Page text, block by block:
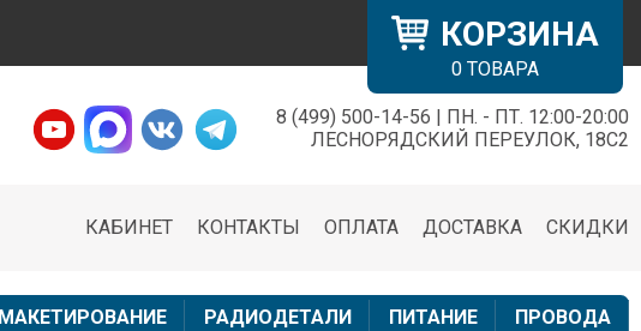
КОРЗИНА
0 ТОВАРА
8 (499) 500-14-56 | ПН. - ПТ. 12:00-20:00
ЛЕСНОРЯДСКИЙ ПЕРЕУЛОК, 18С2
СКИДКИ
ДОСТАВКА
ОПЛАТА
КОНТАКТЫ
КАБИНЕТ
МАКЕТИРОВАНИЕ РАДИОДЕТАЛИ ПИТАНИЕ ПРОВОДА
×